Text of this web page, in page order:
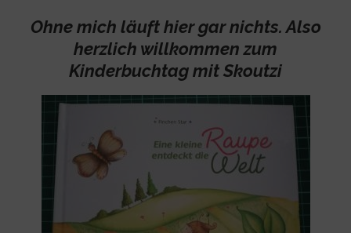
Ohne mich läuft hier gar nichts. Also
herzlich willkommen zum
Kinderbuchtag mit Skoutzi